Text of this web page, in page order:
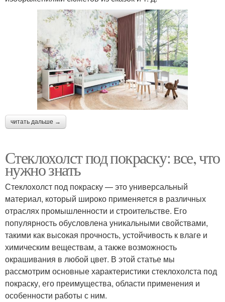
читать дальше →
Стеклохолст под покраску: все, что
нужно знать
Стеклохолст под покраску — это универсальный
материал, который широко применяется в различных
отраслях промышленности и строительстве. Его
популярность обусловлена уникальными свойствами,
такими как высокая прочность, устойчивость к влаге и
химическим веществам, а также возможность
окрашивания в любой цвет. В этой статье мы
рассмотрим основные характеристики стеклохолста под
покраску, его преимущества, области применения и
особенности работы с ним.